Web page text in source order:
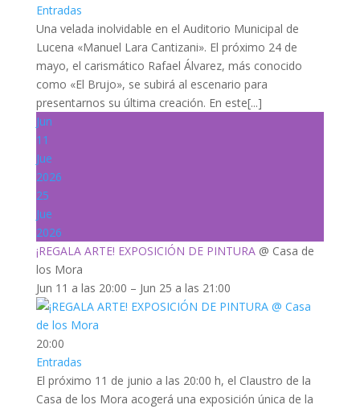
Entradas
Una velada inolvidable en el Auditorio Municipal de
Lucena «Manuel Lara Cantizani». El próximo 24 de
mayo, el carismático Rafael Álvarez, más conocido
como «El Brujo», se subirá al escenario para
presentarnos su última creación. En este[...]
Jun
11
Jue
2026
25
Jue
2026
¡REGALA ARTE! EXPOSICIÓN DE PINTURA @ Casa de
los Mora
Jun 11 a las 20:00 – Jun 25 a las 21:00
20:00
Entradas
El próximo 11 de junio a las 20:00 h, el Claustro de la
Casa de los Mora acogerá una exposición única de la